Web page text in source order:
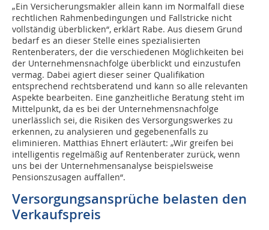
„Ein Versicherungsmakler allein kann im Normalfall diese
rechtlichen Rahmenbedingungen und Fallstricke nicht
vollständig überblicken“, erklärt Rabe. Aus diesem Grund
bedarf es an dieser Stelle eines spezialisierten
Rentenberaters, der die verschiedenen Möglichkeiten bei
der Unternehmensnachfolge überblickt und einzustufen
vermag. Dabei agiert dieser seiner Qualifikation
entsprechend rechtsberatend und kann so alle relevanten
Aspekte bearbeiten. Eine ganzheitliche Beratung steht im
Mittelpunkt, da es bei der Unternehmensnachfolge
unerlässlich sei, die Risiken des Versorgungswerkes zu
erkennen, zu analysieren und gegebenenfalls zu
eliminieren. Matthias Ehnert erläutert: „Wir greifen bei
intelligentis regelmäßig auf Rentenberater zurück, wenn
uns bei der Unternehmensanalyse beispielsweise
Pensionszusagen auffallen“.
Versorgungsansprüche belasten den
Verkaufspreis